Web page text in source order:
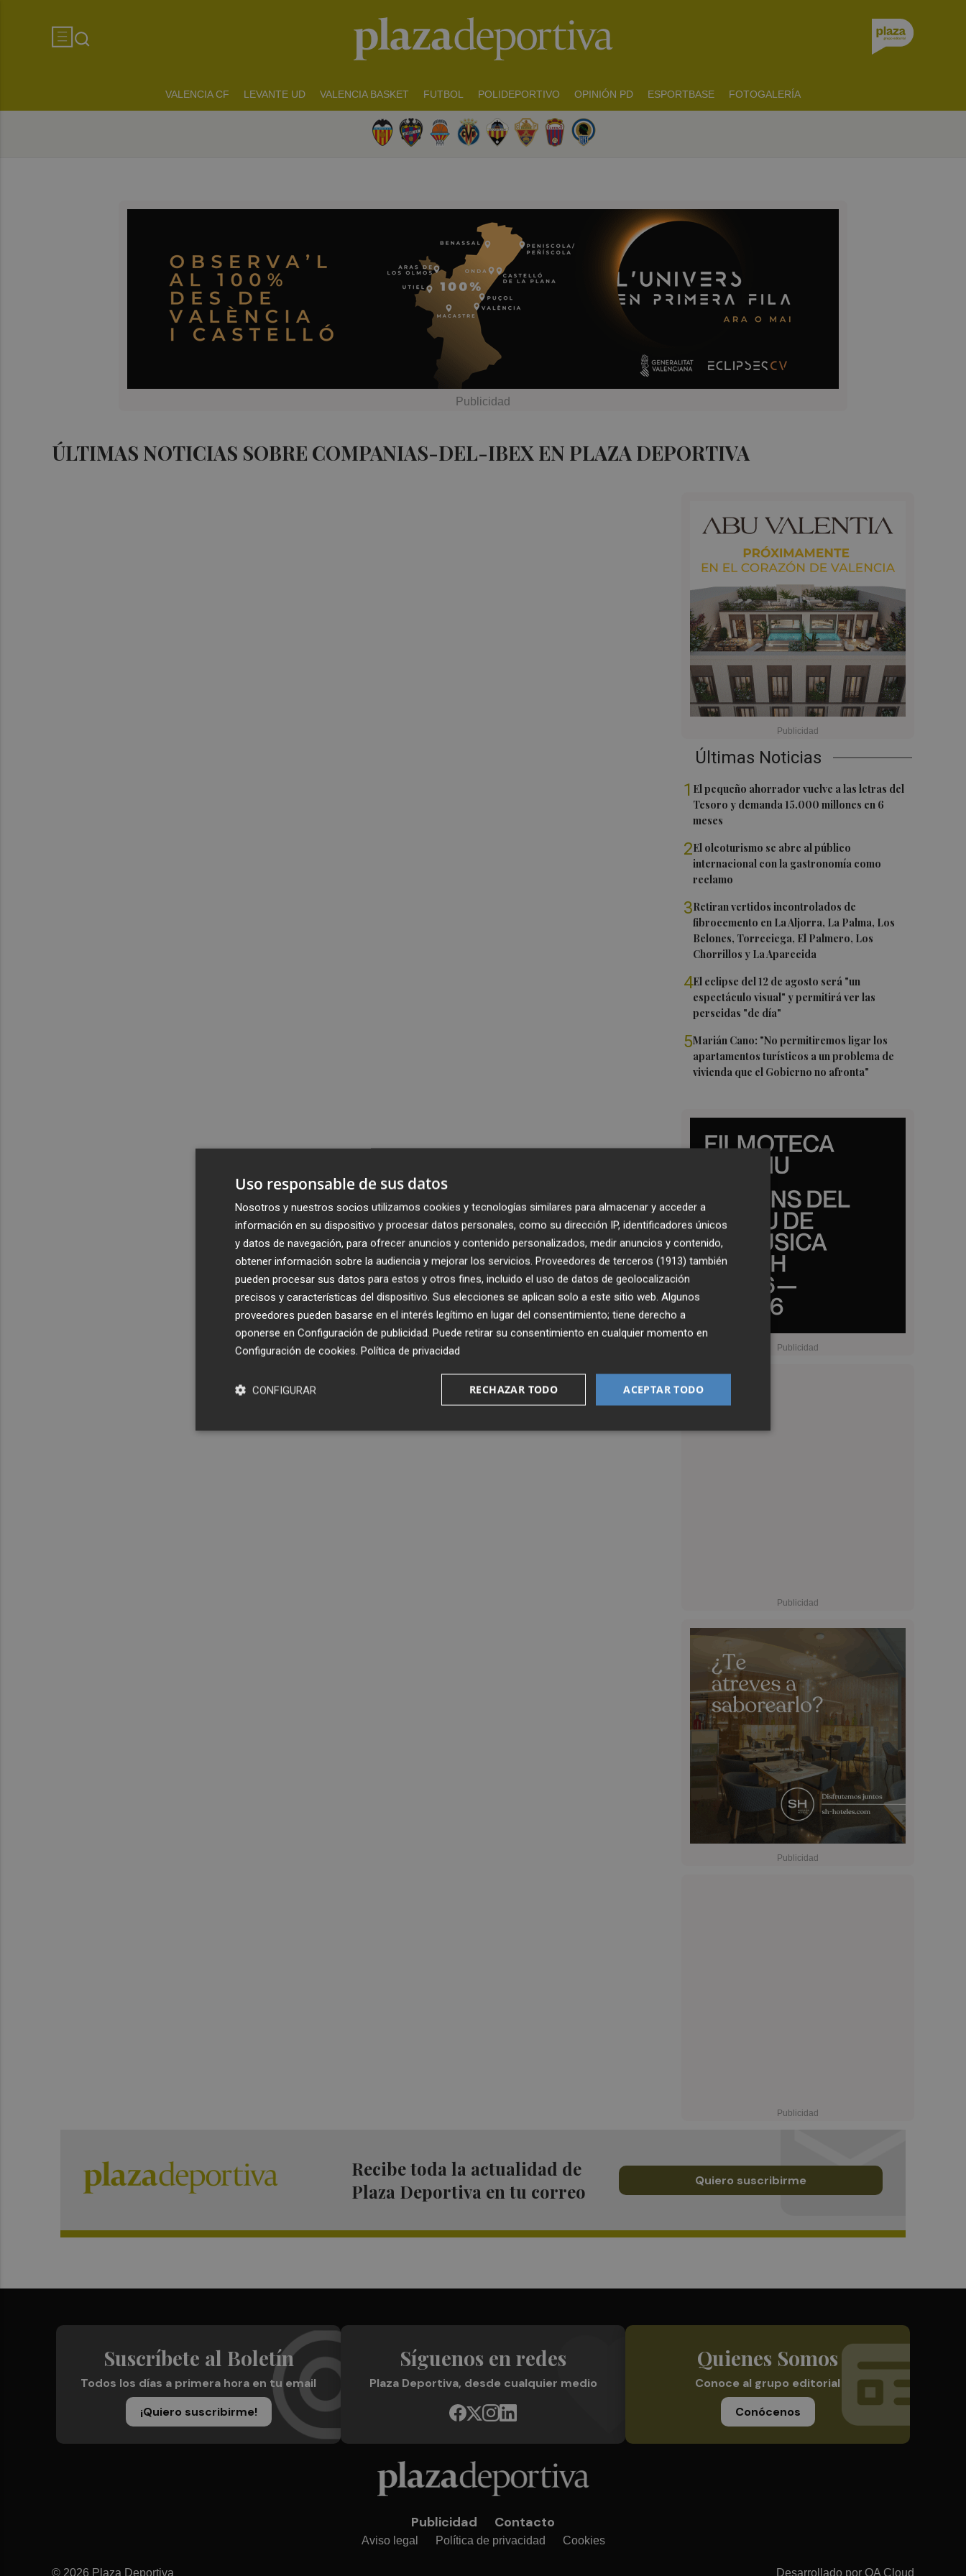
VALENCIA CF LEVANTE UD VALENCIA BASKET FUTBOL POLIDEPORTIVO OPINIÓN PD ESPORTBASE FOTOGALERÍA
ÚLTIMAS NOTICIAS SOBRE COMPANIAS-DEL-IBEX EN PLAZA DEPORTIVA
Últimas Noticias
1 El pequeño ahorrador vuelve a las letras del
Tesoro y demanda 15.000 millones en 6
meses
2El oleoturismo se abre al público
internacional con la gastronomía como
reclamo
3Retiran vertidos incontrolados de
fibrocemento en La Aljorra, La Palma, Los
Belones, Torreciega, El Palmero, Los
Chorrillos y La Aparecida
4El eclipse del 12 de agosto será "un
espectáculo visual" y permitirá ver las
perseidas "de día"
5Marián Cano: "No permitiremos ligar los
apartamentos turísticos a un problema de
vivienda que el Gobierno no afronta"
Recibe toda la actualidad de
Plaza Deportiva en tu correo
Quiero suscribirme
Suscríbete al Boletín
Todos los días a primera hora en tu email
¡Quiero suscribirme!
Síguenos en redes
Plaza Deportiva, desde cualquier medio
Quienes Somos
Conoce al grupo editorial
Conócenos
Publicidad Contacto
Aviso legal Política de privacidad Cookies
© 2026 Plaza Deportiva Desarrollado por OA Cloud
Uso responsable de sus datos
Nosotros y nuestros socios utilizamos cookies y tecnologías similares para almacenar y acceder a
información en su dispositivo y procesar datos personales, como su dirección IP, identificadores únicos
y datos de navegación, para ofrecer anuncios y contenido personalizados, medir anuncios y contenido,
obtener información sobre la audiencia y mejorar los servicios. Proveedores de terceros (1913) también
pueden procesar sus datos para estos y otros fines, incluido el uso de datos de geolocalización
precisos y características del dispositivo. Sus elecciones se aplican solo a este sitio web. Algunos
proveedores pueden basarse en el interés legítimo en lugar del consentimiento; tiene derecho a
oponerse en Configuración de publicidad. Puede retirar su consentimiento en cualquier momento en
Configuración de cookies. Política de privacidad
ACEPTAR TODO
RECHAZAR TODO
CONFIGURAR